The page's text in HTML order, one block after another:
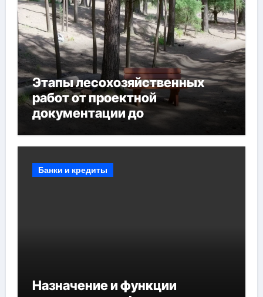
Этапы лесохозяйственных
работ от проектной
документации до
мероприятий и обустройства
Банки и кредиты
Назначение и функции